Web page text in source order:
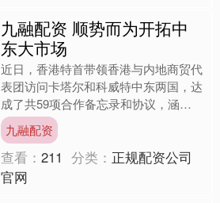
九融配资 顺势而为开拓中
东大市场
近日，香港特首带领香港与内地商贸代
表团访问卡塔尔和科威特中东两国，达
成了共59项合作备忘录和协议，涵盖
贸易与经济、投资推广、金融服务、航
空与海事、高等教育、法律....
九融配资
查看：211 分类： 正规配资公司
官网